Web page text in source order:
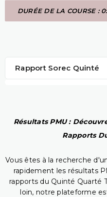
DURÉE DE LA COURSE :
Rapport Sorec Quinté
Résultats PMU :
Rapports
Vous êtes à la recherche
rapidement les résultats
rapports du Quinté Quarté
loin, notre plateforme